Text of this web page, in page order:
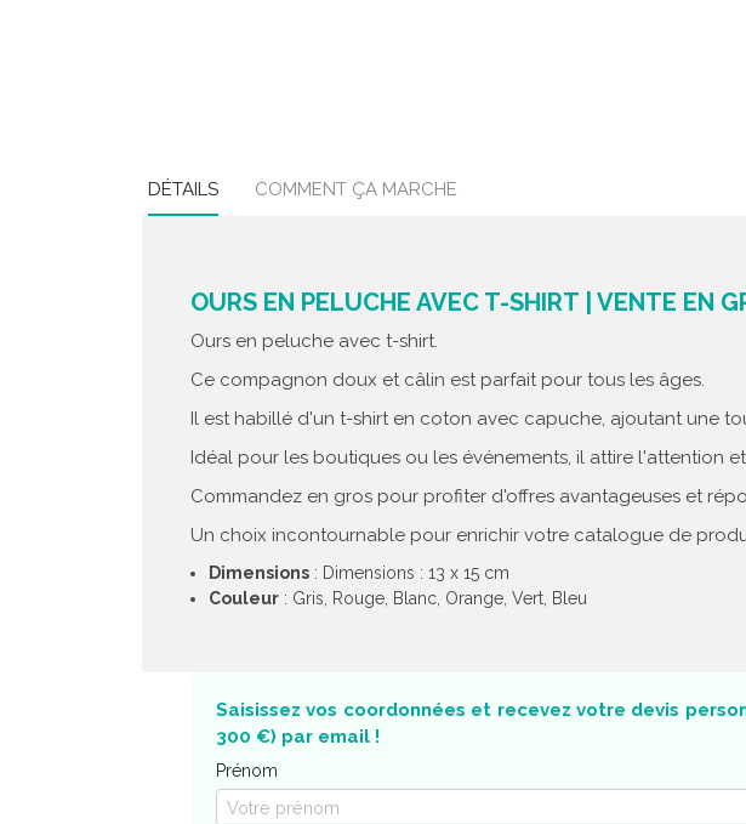
DÉTAILS COMMENT ÇA MARCHE
OURS EN PELUCHE AVEC T-SHIRT | VENTE EN
Ours en peluche avec t-shirt.
Ce compagnon doux et câlin est parfait pour tous les âges.
Il est habillé d'un t-shirt en coton avec capuche, ajoutant une
Idéal pour les boutiques ou les événements, il attire l'attention
Commandez en gros pour profiter d'offres avantageuses et
Un choix incontournable pour enrichir votre catalogue de
Dimensions : Dimensions : 13 x 15 cm
Couleur : Gris, Rouge, Blanc, Orange, Vert, Bleu
Saisissez vos coordonnées et recevez votre devis
300 €) par email !
Prénom